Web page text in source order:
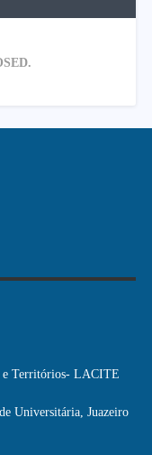
e Territórios- LACITE
Universitária, Juazeiro